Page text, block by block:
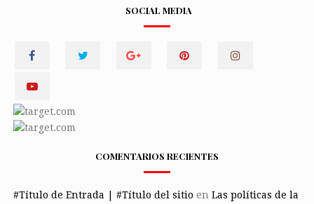
SOCIAL MEDIA
COMENTARIOS RECIENTES
#Título de Entrada | #Título del sitio en Las políticas de la